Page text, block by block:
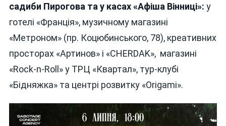
садиби Пирогова та у касах «Афіша Вінниці»: у
готелі «Франція», музичному магазині
«Метроном» (пр. Коцюбинського, 78), креативних
просторах «Артинов» і «CHERDAK», магазині
«Rock-n-Roll» у ТРЦ «Квартал», тур-клубі
«Бідняжка» та центрі розвитку «Origami».